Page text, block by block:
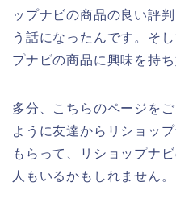
ップナビの商品の良い評
う話になったんです。そ
プナビの商品に興味を持
多分、こちらのページを
ように友達からリショッ
もらって、リショップナ
人もいるかもしれません。